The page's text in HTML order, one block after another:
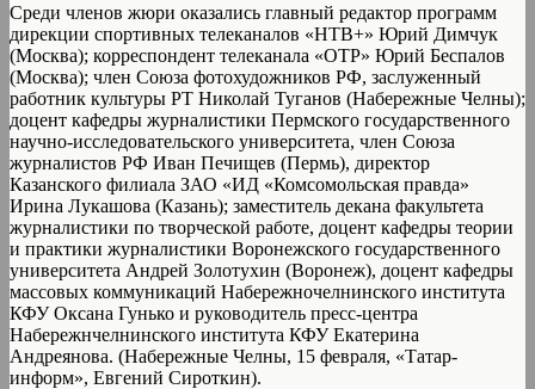
Среди членов жюри оказались главный редактор программ
дирекции спортивных телеканалов «НТВ+» Юрий Димчук
(Москва); корреспондент телеканала «ОТР» Юрий Беспалов
(Москва); член Союза фотохудожников РФ, заслуженный
работник культуры РТ Николай Туганов (Набережные Челны);
доцент кафедры журналистики Пермского государственного
научно-исследовательского университета, член Союза
журналистов РФ Иван Печищев (Пермь), директор
Казанского филиала ЗАО «ИД «Комсомольская правда»
Ирина Лукашова (Казань); заместитель декана факультета
журналистики по творческой работе, доцент кафедры теории
и практики журналистики Воронежского государственного
университета Андрей Золотухин (Воронеж), доцент кафедры
массовых коммуникаций Набережночелнинского института
КФУ Оксана Гунько и руководитель пресс-центра
Набережнчелнинского института КФУ Екатерина
Андреянова. (Набережные Челны, 15 февраля, «Татар-
информ», Евгений Сироткин).